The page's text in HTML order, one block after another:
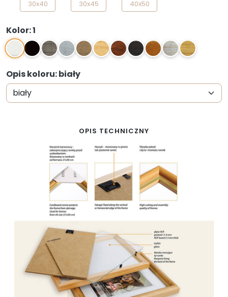
30x40
30x45 40x50
Kolor: 1
1 2 S3 S4 Z1 0N 3N 4N 10N S Z
Opis koloru: biały
OPIS TECHNICZNY